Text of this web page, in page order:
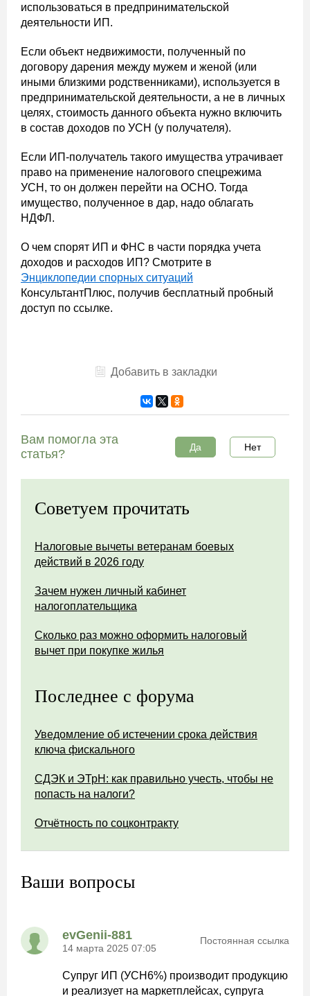
использоваться в предпринимательской
деятельности ИП.
Если объект недвижимости, полученный по
договору дарения между мужем и женой (или
иными близкими родственниками), используется в
предпринимательской деятельности, а не в личных
целях, стоимость данного объекта нужно включить
в состав доходов по УСН (у получателя).
Если ИП-получатель такого имущества утрачивает
право на применение налогового спецрежима
УСН, то он должен перейти на ОСНО. Тогда
имущество, полученное в дар, надо облагать
НДФЛ.
О чем спорят ИП и ФНС в части порядка учета
доходов и расходов ИП? Смотрите в
Энциклопедии спорных ситуаций
КонсультантПлюс, получив бесплатный пробный
доступ по ссылке.
Добавить в закладки
Вам помогла эта
статья?
Да Нет
Советуем прочитать
Налоговые вычеты ветеранам боевых
действий в 2026 году
Зачем нужен личный кабинет
налогоплательщика
Сколько раз можно оформить налоговый
вычет при покупке жилья
Последнее с форума
Уведомление об истечении срока действия
ключа фискального
СДЭК и ЭТрН: как правильно учесть, чтобы не
попасть на налоги?
Отчётность по соцконтракту
Ваши вопросы
evGenii-881
14 марта 2025 07:05
Постоянная ссылка
Супруг ИП (УСН6%) производит продукцию
и реализует на маркетплейсах, супруга